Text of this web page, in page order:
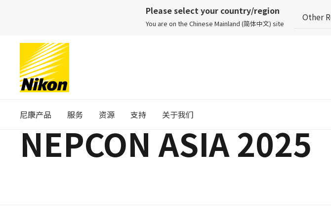
Please select your country/region
You are on the Chinese Mainland (简体中文) site
尼康产品 服务 资源 支持 关于我们
NEPCON ASIA 2025